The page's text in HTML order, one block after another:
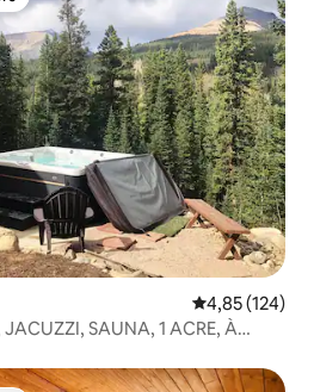
Évaluation
4,85 (124)
SAUNA, 1 ACRE, À